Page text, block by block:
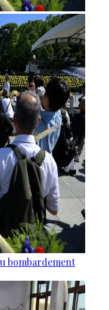
bombardement